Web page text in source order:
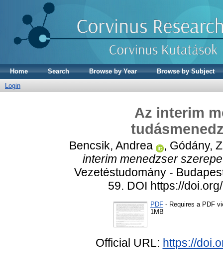
Home Search Browse by Year
Browse by Subject
Login
Az interim
Bencsik, Andrea , Gódány,
interim menedzser
Vezetéstudomány -
59. DOI https://
PDF - Requires a PDF
1MB
Official URL: https://